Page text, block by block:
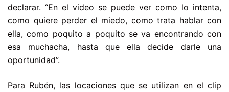
declarar. “En el video se puede ver como lo intenta,
como quiere perder el miedo, como trata hablar con
ella, como poquito a poquito se va encontrando con
esa muchacha, hasta que ella decide darle una
oportunidad”.
Para Rubén, las locaciones que se utilizan en el clip